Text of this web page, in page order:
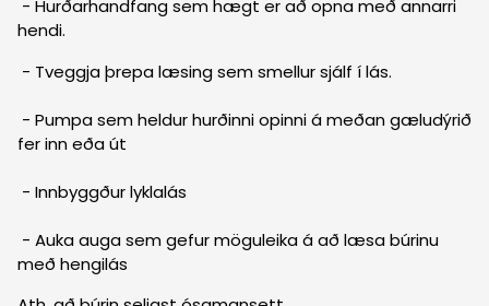
- Hurðarhandfang sem hægt er að opna með annarri
hendi.
- Tveggja þrepa læsing sem smellur sjálf í lás.
- Pumpa sem heldur hurðinni opinni á meðan gæludýrið
fer inn eða út
- Innbyggður lyklalás
- Auka auga sem gefur möguleika á að læsa búrinu
með hengilás